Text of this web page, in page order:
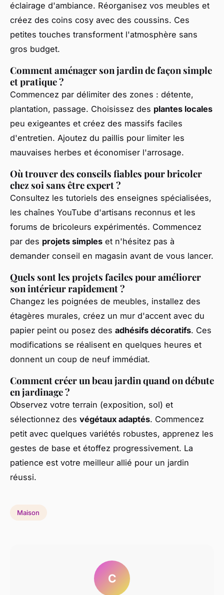
éclairage d'ambiance. Réorganisez vos meubles et
créez des coins cosy avec des coussins. Ces
petites touches transforment l'atmosphère sans
gros budget.
Comment aménager son jardin de façon simple
et pratique ?
Commencez par délimiter des zones : détente,
plantation, passage. Choisissez des plantes locales
peu exigeantes et créez des massifs faciles
d'entretien. Ajoutez du paillis pour limiter les
mauvaises herbes et économiser l'arrosage.
Où trouver des conseils fiables pour bricoler
chez soi sans être expert ?
Consultez les tutoriels des enseignes spécialisées,
les chaînes YouTube d'artisans reconnus et les
forums de bricoleurs expérimentés. Commencez
par des projets simples et n'hésitez pas à
demander conseil en magasin avant de vous lancer.
Quels sont les projets faciles pour améliorer
son intérieur rapidement ?
Changez les poignées de meubles, installez des
étagères murales, créez un mur d'accent avec du
papier peint ou posez des adhésifs décoratifs. Ces
modifications se réalisent en quelques heures et
donnent un coup de neuf immédiat.
Comment créer un beau jardin quand on débute
en jardinage ?
Observez votre terrain (exposition, sol) et
sélectionnez des végétaux adaptés. Commencez
petit avec quelques variétés robustes, apprenez les
gestes de base et étoffez progressivement. La
patience est votre meilleur allié pour un jardin
réussi.
Maison
C